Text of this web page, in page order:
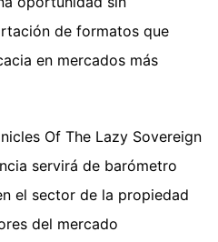
de formatos que
en mercados más
Of The Lazy Sovereign
servirá de barómetro
el sector de la propiedad
del mercado